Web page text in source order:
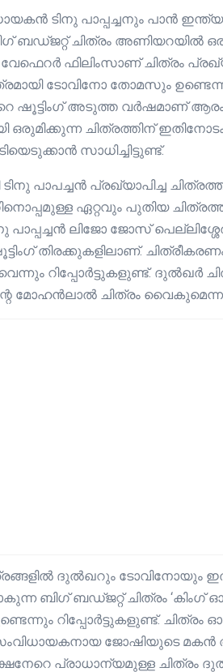
ടിനു പാപ്പച്ചനും പാൻ
ബഡ്ജറ്റ് ചിത്രം
ഫിലിംസാണ് ചിത്രം
ടോവിനോ തോമസും
ഷൂട്ടിംഗ് അടുത്ത വർഷമാണ്
ചിത്രത്തിന്
സാധിച്ചിട്ടുണ്ട്.
പാപച്ചൻ പ്രഖ്യാപിച്ച
ഏറ്റവും പുതിയ
ലിജോ ജോസ്
തിരക്കുകളിലാണ്.
റിപ്പോർട്ടുകളുണ്ട്. ദുൽഖർ
മോഹൻലാൽ ചിത്രം
ദുൽഖറും ടോവിനോയും
ബിഗ് ബഡ്ജറ്റ് ചിത്രം
റിപ്പോർട്ടുകളുണ്ട്. ചിത്രം
സംവിധായകനായ ജോഷിയുടെ
പ്രാധാന്യമുള്ള ചിത്രം